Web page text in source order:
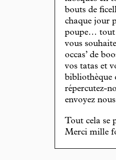
bouts de
chaque jour
poupe… tout
vous
occas’ de
vos tatas et
bibliothèque
répercutez-
envoyez
Tout cela se
Merci mille